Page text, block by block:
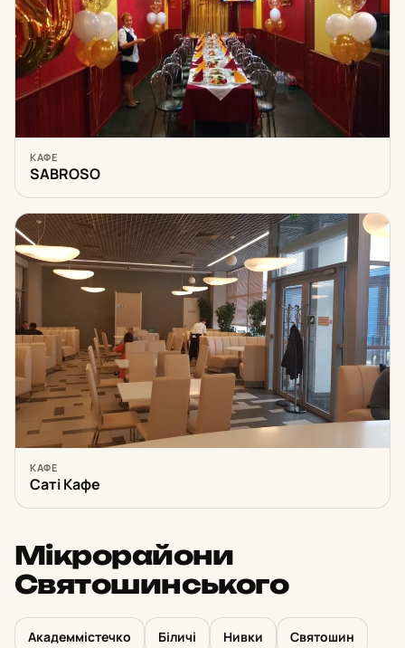
КАФЕ
SABROSO
КАФЕ
Саті Кафе
Мікрорайони
Святошинського
Академмістечко Біличі Нивки Святошин